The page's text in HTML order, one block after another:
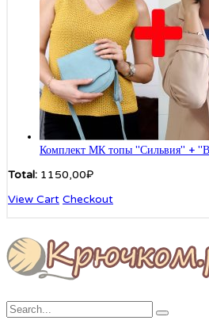
Комплект МК топы "Сильвия" +
Total: 1150,00₽
View Cart Checkout